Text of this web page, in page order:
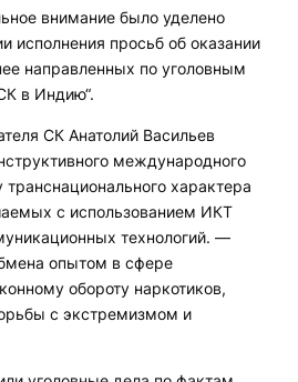
внимание было уделено
исполнения просьб об оказании
направленных по уголовным
в Индию“.
СК Анатолий Васильев
международного
транснационального характера
с использованием ИКТ
технологий. —
опытом в сфере
обороту наркотиков,
с экстремизмом и